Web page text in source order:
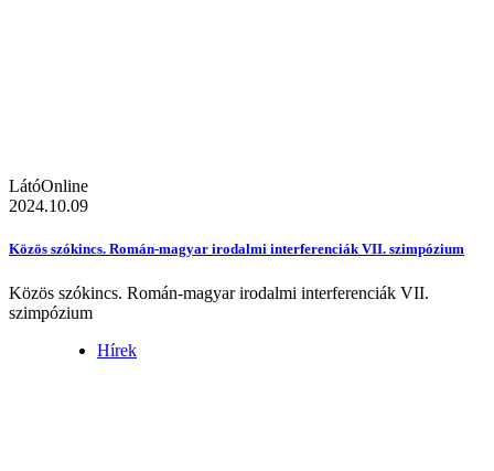
LátóOnline
2024.10.09
Közös szókincs. Román-magyar irodalmi interferenciák VII. szimpózium
Közös szókincs. Román-magyar irodalmi interferenciák VII.
szimpózium
Hírek